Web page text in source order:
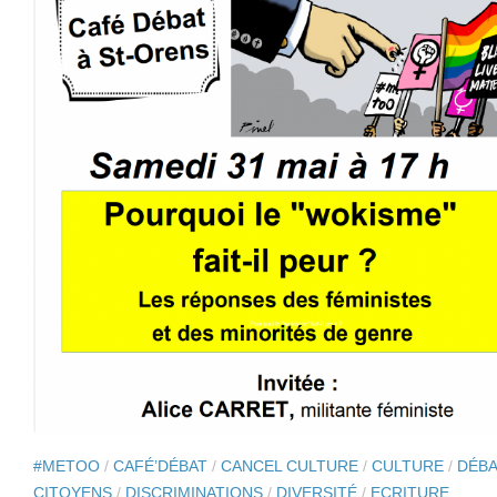
#METOO / CAFÉ’DÉBAT / CANCEL CULTURE / CULTURE /
CITOYENS / DISCRIMINATIONS / DIVERSITÉ / ECRITURE